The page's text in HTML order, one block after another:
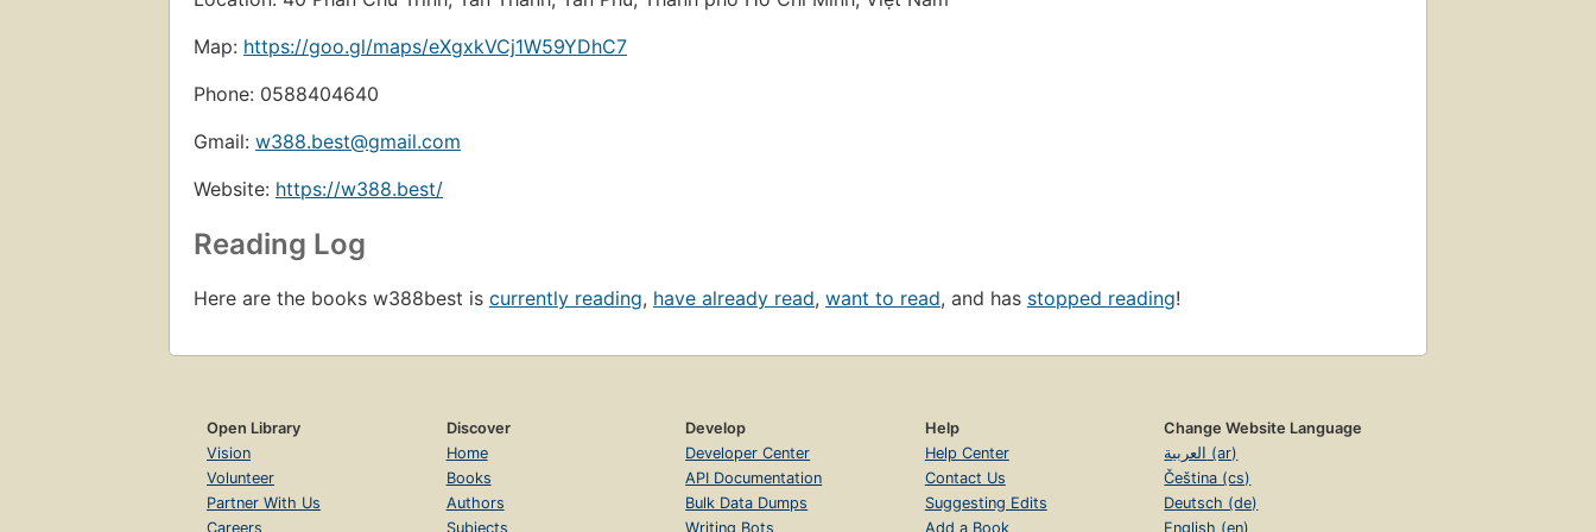
Map: https://goo.gl/maps/eXgxkVCj1W59YDhC7
Phone: 0588404640
Gmail: w388.best@gmail.com
Website: https://w388.best/
Reading Log
Here are the books w388best is currently reading, have already read, want to read, and has stopped reading!
Open Library
Vision
Volunteer
Partner With Us
Careers
Discover
Home
Books
Authors
Subjects
Develop
Developer Center
API Documentation
Bulk Data Dumps
Writing Bots
Help
Help Center
Contact Us
Suggesting Edits
Add a Book
Change Website Language
العربية (ar)
Čeština (cs)
Deutsch (de)
English (en)